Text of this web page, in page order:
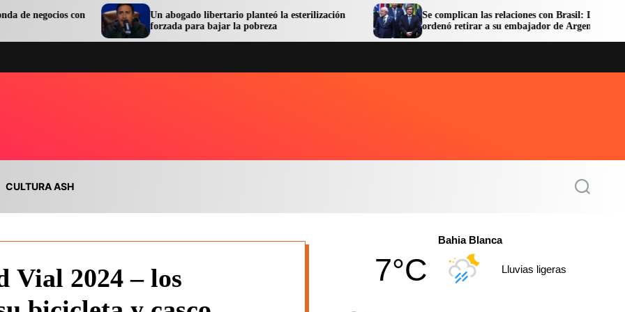
Un abogado libertario planteó la esterilización
forzada para bajar la pobreza
Se complican las relaciones con Brasil: Lula
ordenó retirar a su embajador de Argentina
CULTURA ASH
S
Vial 2024 – los
Bahia Blanca
7°C Lluvias ligeras